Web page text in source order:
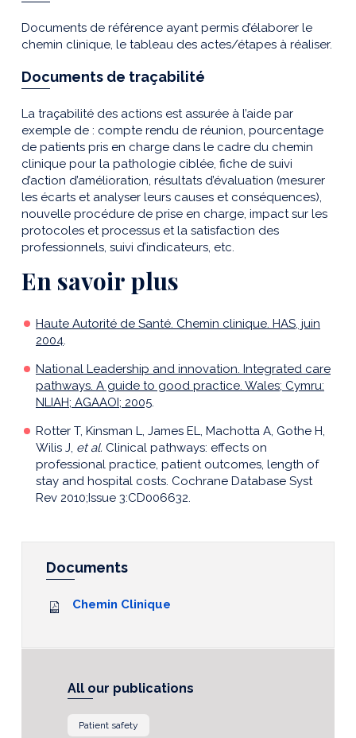
Documents de référence ayant permis d’élaborer le
chemin clinique, le tableau des actes/étapes à réaliser.
Documents de traçabilité
La traçabilité des actions est assurée à l’aide par
exemple de : compte rendu de réunion, pourcentage
de patients pris en charge dans le cadre du chemin
clinique pour la pathologie ciblée, fiche de suivi
d’action d’amélioration, résultats d’évaluation (mesurer
les écarts et analyser leurs causes et conséquences),
nouvelle procédure de prise en charge, impact sur les
protocoles et processus et la satisfaction des
professionnels, suivi d’indicateurs, etc.
En savoir plus
Haute Autorité de Santé. Chemin clinique. HAS, juin
2004.
National Leadership and innovation. Integrated care
pathways. A guide to good practice. Wales; Cymru:
NLIAH; AGAAOI; 2005.
Rotter T, Kinsman L, James EL, Machotta A, Gothe H,
Wilis J, et al. Clinical pathways: effects on
professional practice, patient outcomes, length of
stay and hospital costs. Cochrane Database Syst
Rev 2010;Issue 3:CD006632.
Documents
Chemin Clinique
All our publications
Patient safety